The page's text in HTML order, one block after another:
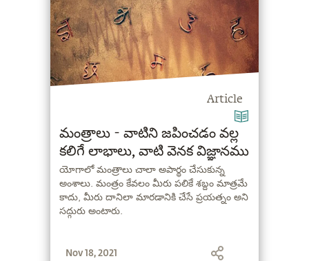
Article
మంత్రాలు - వాటిని జపించడం వల్ల
కలిగే లాభాలు, వాటి వెనక విజ్ఞానము
యోగాలో మంత్రాలు చాలా అపార్థం చేసుకున్న
అంశాలు. మంత్రం కేవలం మీరు పలికే శబ్దం మాత్రమే
కాదు, మీరు దానిలా మారడానికి చేసే ప్రయత్నం అని
సద్గురు అంటారు.
Nov 18, 2021